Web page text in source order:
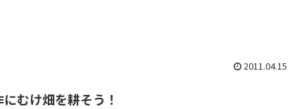
2011.04.15
むけ畑を耕そう！